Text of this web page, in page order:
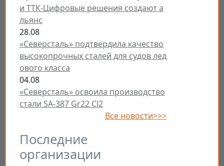
и ТТК-Цифровые решения создают а
льянс
28.08
«Северсталь» подтвердила качество
высокопрочных сталей для судов лед
ового класса
04.08
«Северсталь» освоила производство
стали SA-387 Gr22 Cl2
Все новости>>>
Последние
организации